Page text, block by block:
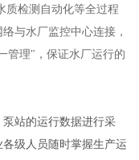
质检测自动化等全过程
与水厂监控中心连接，
管理"，保证水厂运行的
站的运行数据进行采
级人员随时掌握生产运